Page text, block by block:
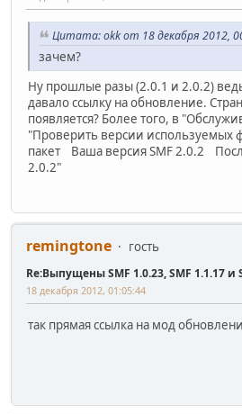
Цитата: okk от 18 декабря 2012,
зачем?
Ну прошлые разы (2.0.1 и 2.0.2)
давало ссылку на обновление.
появляется? Более того, в
"Проверить версии используемых
пакет Ваша версия SMF 2.0.2
2.0.2"
remingtone гость
Re:Выпущены SMF 1.0.23, SMF 1.1.17 и
18 декабря 2012, 01:05:44
так прямая ссылка на мод